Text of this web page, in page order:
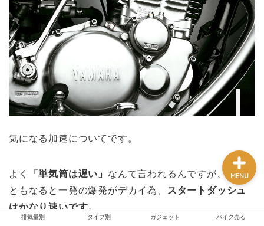
気になる加速についてです。
よく 「単気筒は遅い」 なんて言われるんですが、400cc
ともなると一発の爆発がデカイ為、
スタートダッシュ
はかなり速いです。
排気量別 タイプ別 ガジェット バイク売る
MENU
排気量別
タイプ別
ガジェット
バイク売る